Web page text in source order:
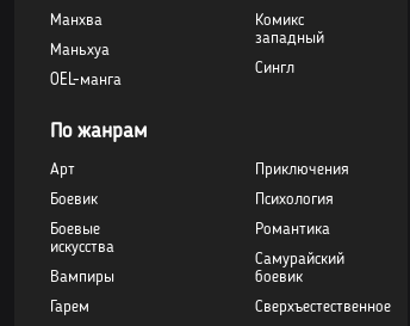
Манхва
Маньхуа
OEL-манга
Комикс
западный
Сингл
По жанрам
Арт
Боевик
Боевые
искусства
Вампиры
Гарем
Приключения
Психология
Романтика
Самурайский
боевик
Сверхъестественное